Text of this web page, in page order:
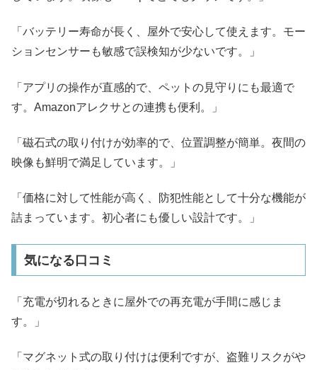
「バッテリー寿命が長く、屋外で安心して使えます。モー
ションセンサーも敏感で誤検知が少ないです。」
「アプリの操作が直感的で、ペットの見守りにも最適で
す。Amazonアレクサとの連携も便利。」
「磁石式の取り付けが効率的で、位置調整が簡単。夜間の
映像も鮮明で満足しています。」
「価格に対して性能が高く、防犯性能として十分な機能が
詰まっています。初心者にも優しい設計です。」
気になる口コミ
「充電が切れるときに屋外での再充電が手間に感じま
す。」
「マグネット式の取り付けは便利ですが、盗難リスクがや